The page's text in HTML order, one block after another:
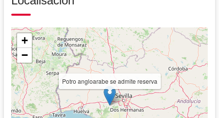
Potro angloarabe se admite reserva
+
−